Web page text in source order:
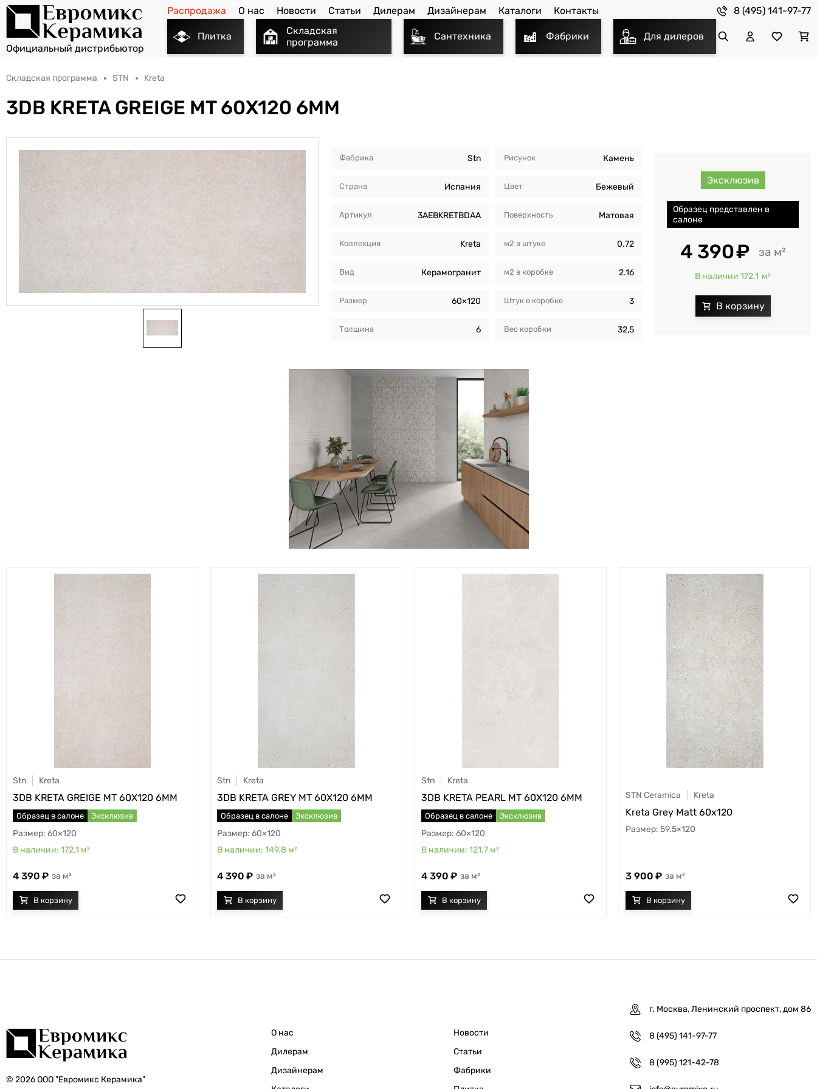
Распродажа О нас Новости Статьи Дилерам Дизайнерам Каталоги Контакты 8 (495) 141-97-77
Плитка
Складская
программа
Сантехника Фабрики Для дилеров
Складская программа STN Kreta
3DB KRETA GREIGE MT 60X120 6MM
Фабрика Stn
Страна Испания
Артикул 3AEBKRETBDAA
Коллекция Kreta
Вид Керамогранит
Размер 60×120
Толщина 6
Рисунок Камень
Цвет Бежевый
Поверхность Матовая
м2 в штуке 0.72
м2 в коробкe 2.16
Штук в коробкe 3
Вес коробки 32,5
Эксклюзив
Образец представлен в
салоне
4 390 м²
В наличии 172.1 м²
Stn Kreta
3DB KRETA GREIGE MT 60X120 6MM
Образец в салоне Эксклюзив
60×120
172.1 м²
4 390 м²
Stn Kreta
3DB KRETA GREY MT 60X120 6MM
Образец в салоне Эксклюзив
60×120
149.8 м²
4 390 м²
Stn Kreta
3DB KRETA PEARL MT 60X120 6MM
Образец в салоне Эксклюзив
60×120
121.7 м²
4 390 м²
STN Ceramica Kreta
Kreta Grey Matt 60x120
59.5×120
3 900 м²
© 2026 ООО "Евромикс Керамика"
О нас
Дилерам
Дизайнерам
Новости
Статьи
Фабрики
г. Москва, Ленинский проспект, дом 86
8 (495) 141-97-77
8 (995) 121-42-78